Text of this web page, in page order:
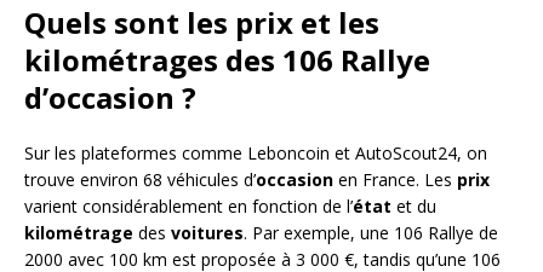
Quels sont les prix et les
kilométrages des 106 Rallye
d’occasion ?
Sur les plateformes comme Leboncoin et AutoScout24, on
trouve environ 68 véhicules d’occasion en France. Les prix
varient considérablement en fonction de l’état et du
kilométrage des voitures. Par exemple, une 106 Rallye de
2000 avec 100 km est proposée à 3 000 €, tandis qu’une 106